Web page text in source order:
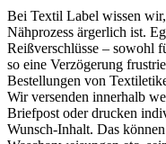
Bei Textil Label wissen
Nähprozess ärgerlich ist.
Reißverschlüsse – sowohl
so eine Verzögerung
Bestellungen von
Wir versenden innerhalb
Briefpost oder drucken
Wunsch-Inhalt. Das